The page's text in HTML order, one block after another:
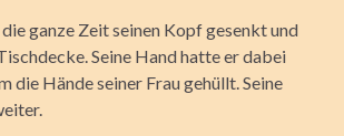
ganze Zeit seinen Kopf gesenkt und
Seine Hand hatte er dabei
die Hände seiner Frau gehüllt. Seine